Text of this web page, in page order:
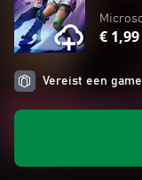
€ 1,99
Vereist een game